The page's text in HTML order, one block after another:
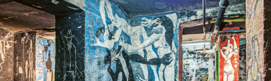
Stellenangebote Newsletter Presse
Nachhaltigkeit Kontakt
Digitale Sammlungen Exil-Archive